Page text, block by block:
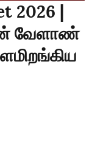
2026 |
வேளாண்